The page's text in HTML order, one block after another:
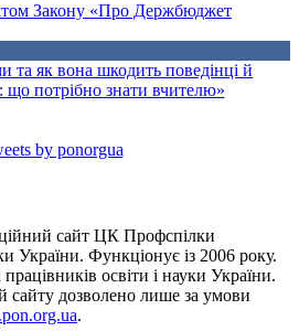
Закону «Про Держбюджет
та як вона шкодить поведінці й
потрібно знати вчителю»
by ponorgua
сайт ЦК Профспілки
України. Функціонує із 2006 року.
освіти і науки України.
сайту дозволено лише за умови
.